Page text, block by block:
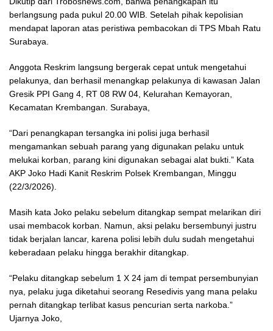
berlangsung pada pukul 20.00 WIB. Setelah pihak kepolisian
mendapat laporan atas peristiwa pembacokan di TPS Mbah Ratu
Surabaya.
Anggota Reskrim langsung bergerak cepat untuk mengetahui
pelakunya, dan berhasil menangkap pelakunya di kawasan Jalan
Gresik PPI Gang 4, RT 08 RW 04, Kelurahan Kemayoran,
Kecamatan Krembangan. Surabaya,
“Dari penangkapan tersangka ini polisi juga berhasil
mengamankan sebuah parang yang digunakan pelaku untuk
melukai korban, parang kini digunakan sebagai alat bukti.” Kata
AKP Joko Hadi Kanit Reskrim Polsek Krembangan, Minggu
(22/3/2026).
Masih kata Joko pelaku sebelum ditangkap sempat melarikan diri
usai membacok korban. Namun, aksi pelaku bersembunyi justru
tidak berjalan lancar, karena polisi lebih dulu sudah mengetahui
keberadaan pelaku hingga berakhir ditangkap.
“Pelaku ditangkap sebelum 1 X 24 jam di tempat persembunyian
nya, pelaku juga diketahui seorang Resedivis yang mana pelaku
pernah ditangkap terlibat kasus pencurian serta narkoba.”
Ujarnya Joko,